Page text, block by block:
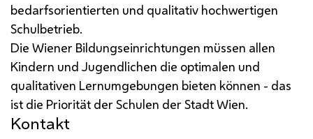
bedarfsorientierten und qualitativ hochwertigen
Schulbetrieb.
Die Wiener Bildungseinrichtungen müssen allen
Kindern und Jugendlichen die optimalen und
qualitativen Lernumgebungen bieten können - das
ist die Priorität der Schulen der Stadt Wien.
Kontakt